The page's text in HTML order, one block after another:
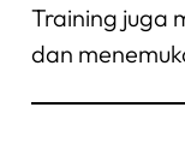
Training juga
dan